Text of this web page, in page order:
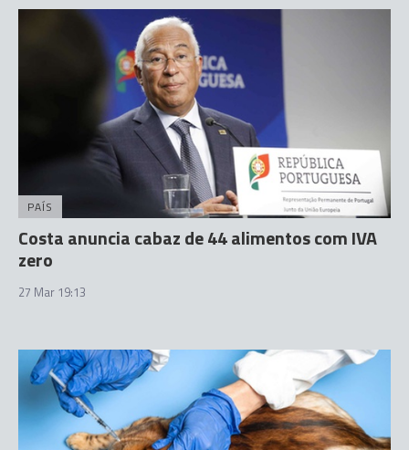
PAÍS
Costa anuncia cabaz de 44 alimentos com IVA
zero
27 Mar 19:13